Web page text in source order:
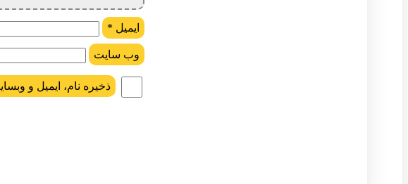
ایمیل *
وب‌ سایت
ذخیره نام، ایمیل و